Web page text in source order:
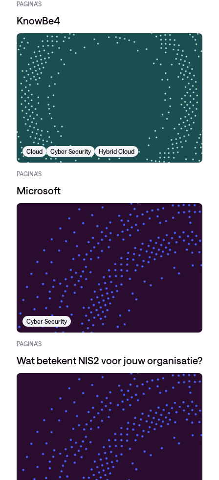
PAGINA'S
KnowBe4
Cloud Cyber Security Hybrid Cloud
PAGINA'S
Microsoft
Cyber Security
PAGINA'S
Wat betekent NIS2 voor jouw organisatie?